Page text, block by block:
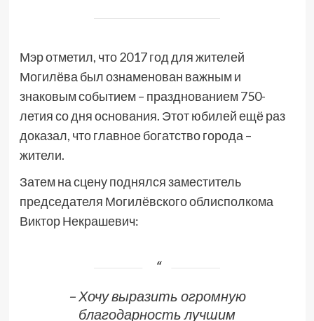
Мэр отметил, что 2017 год для жителей
Могилёва был ознаменован важным и
знаковым событием – празднованием 750-
летия со дня основания. Этот юбилей ещё раз
доказал, что главное богатство города –
жители.
Затем на сцену поднялся заместитель
председателя Могилёвского облисполкома
Виктор Некрашевич:
– Хочу выразить огромную
благодарность лучшим